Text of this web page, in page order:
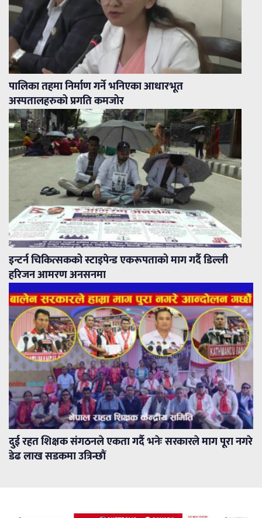
पालिका तहमा निर्माण गर्ने भनिएका आधारभूत
अस्पतालहरुको प्रगति कमजोर
इन्टर्न चिकित्सकको स्टाइपेन्ड एकरूपताको माग गर्दै डिल्ली
हरिजन आमरण अनसनमा
दुई रहत शिक्षक संगठनले एकता गर्दै भनेः सरकारले माग पूरा नगरे
डेढ लाख सडकमा उत्रिन्छौं